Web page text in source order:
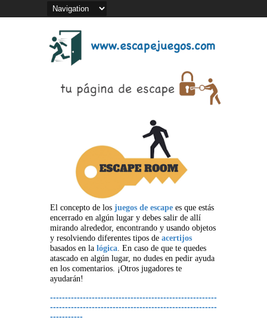
El concepto de los juegos de escape es que estás
encerrado en algún lugar y debes salir de allí
mirando alrededor, encontrando y usando objetos
y resolviendo diferentes tipos de acertijos
basados en la lógica. En caso de que te quedes
atascado en algún lugar, no dudes en pedir ayuda
en los comentarios. ¡Otros jugadores te
ayudarán!
--------------------------------------------------------
--------------------------------------------------------
-----------